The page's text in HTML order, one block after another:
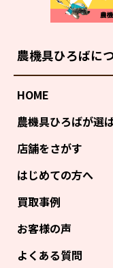
農機具ひろばに
HOME
農機具ひろばが選
店舗をさがす
はじめての方へ
買取事例
お客様の声
よくある質問